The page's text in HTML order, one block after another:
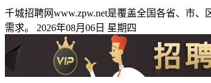
千城招聘网www.zpw.net是覆盖全国各省、市
需求。 2026年08月06日 星期四